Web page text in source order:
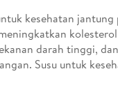
kesehatan
darah tinggi,
Susu untuk